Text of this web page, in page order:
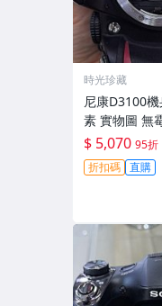
時光珍藏
尼康D3100
素 實物圖 無
痕跡 機身原
新 臨-343
$ 5,070 95折
折扣碼 直購